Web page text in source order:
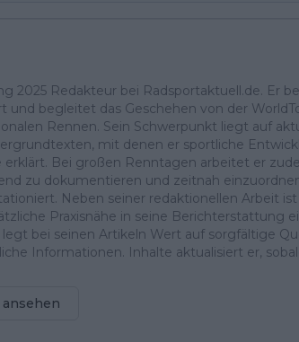
2025 Redakteur bei Radsportaktuell.de. Er
und begleitet das Geschehen von der
Rennen. Sein Schwerpunkt liegt auf
mit denen er sportliche
erklärt. Bei großen Renntagen arbeitet er
zu dokumentieren und zeitnah
Neben seiner redaktionellen Arbeit
Praxisnähe in seine Berichterstattung
bei seinen Artikeln Wert auf sorgfältige
Informationen. Inhalte aktualisiert er,